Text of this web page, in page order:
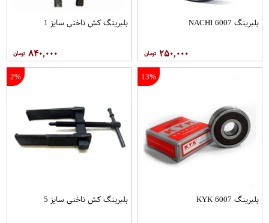
بلبرینگ 6007 NACHI
۲۵۰,۰۰۰
بلبرینگ کش ناخنی سایز 1
۸۴۰,۰۰۰
13%
بلبرینگ 6007 KYK
2%
بلبرینگ کش ناخنی سایز 5